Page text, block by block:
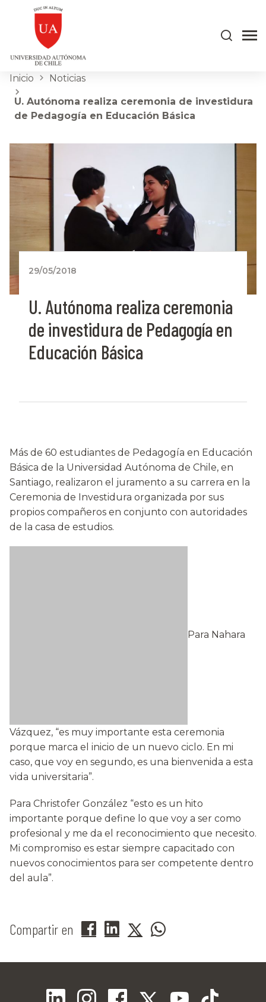
Inicio Noticias
U. Autónoma realiza ceremonia de investidura
de Pedagogía en Educación Básica
29/05/2018
U. Autónoma realiza ceremonia
de investidura de Pedagogía en
Educación Básica
Más de 60 estudiantes de Pedagogía en Educación
Básica de la Universidad Autónoma de Chile, en
Santiago, realizaron el juramento a su carrera en la
Ceremonia de Investidura organizada por sus
propios compañeros en conjunto con autoridades
de la casa de estudios.
Para Nahara
Vázquez, “es muy importante esta ceremonia
porque marca el inicio de un nuevo ciclo. En mi
caso, que voy en segundo, es una bienvenida a esta
vida universitaria”.
Para Christofer González “esto es un hito
importante porque define lo que voy a ser como
profesional y me da el reconocimiento que necesito.
Mi compromiso es estar siempre capacitado con
nuevos conocimientos para ser competente dentro
del aula”.
Compartir en